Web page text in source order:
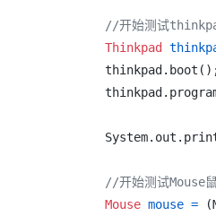
//开始测试
Thinkpad
//开始测试Mouse
Mouse mouse =